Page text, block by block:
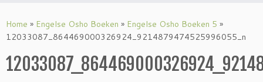
naar
inhoud
Home » Engelse Osho Boeken » Engelse Osho Boeken 5 »
12033087_864469000326924_9214879474525996055_n